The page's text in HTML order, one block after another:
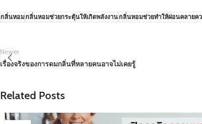
กลิ่นหอมกลิ่นหอมช่วยกระตุ้นให้เกิดพลังงานกลิ่นหอมช่วยทำให้ผ่อนคลายคว
Newer
เรื่องจริงของการดมกลิ่นที่หลายคนอาจไม่เคยรู้
Related Posts